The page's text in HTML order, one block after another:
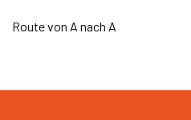
Route von A nach A